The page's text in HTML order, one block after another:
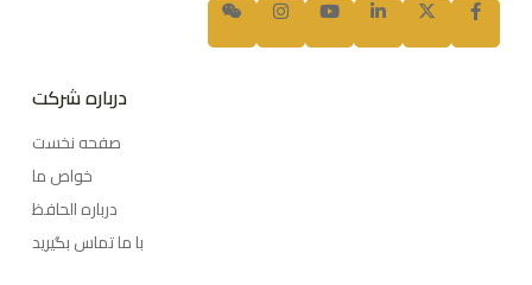
درباره شرکت
صفحه نخست
خواص ما
درباره الحافظ
با ما تماس بگیرید